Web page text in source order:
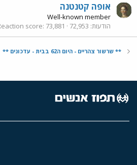
אופה קטנטנה
Well-known member
הודעות 72,953
score 73,881
** שרשור צהריים - היום ה62 בבית - עדכונים **